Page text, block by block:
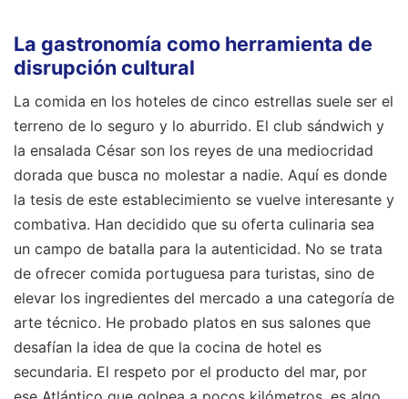
La gastronomía como herramienta de
disrupción cultural
La comida en los hoteles de cinco estrellas suele ser el
terreno de lo seguro y lo aburrido. El club sándwich y
la ensalada César son los reyes de una mediocridad
dorada que busca no molestar a nadie. Aquí es donde
la tesis de este establecimiento se vuelve interesante y
combativa. Han decidido que su oferta culinaria sea
un campo de batalla para la autenticidad. No se trata
de ofrecer comida portuguesa para turistas, sino de
elevar los ingredientes del mercado a una categoría de
arte técnico. He probado platos en sus salones que
desafían la idea de que la cocina de hotel es
secundaria. El respeto por el producto del mar, por